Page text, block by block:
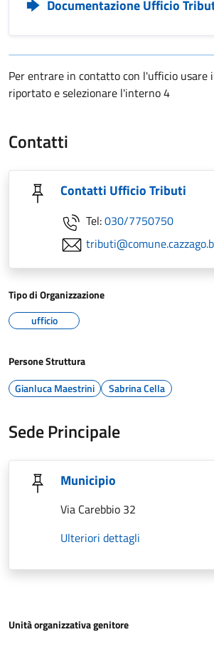
Documentazione Ufficio
Per entrare in contatto con l'ufficio usare
riportato e selezionare l'interno 4
Contatti
Contatti Ufficio Tributi
Tel:030/7750750
Tipo di Organizzazione
ufficio
Persone Struttura
Gianluca Maestrini
Sabrina Cella
Sede Principale
Municipio
Via Carebbio 32
Ulteriori dettagli
Unità organizzativa genitore